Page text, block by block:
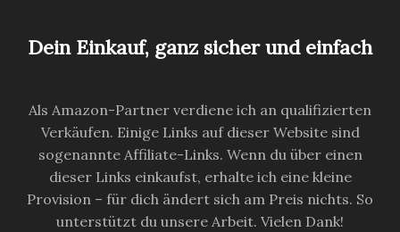
Dein Einkauf, ganz sicher und einfach
Als Amazon-Partner verdiene ich an qualifizierten
Verkäufen. Einige Links auf dieser Website sind
sogenannte Affiliate-Links. Wenn du über einen
dieser Links einkaufst, erhalte ich eine kleine
Provision – für dich ändert sich am Preis nichts. So
unterstützt du unsere Arbeit. Vielen Dank!